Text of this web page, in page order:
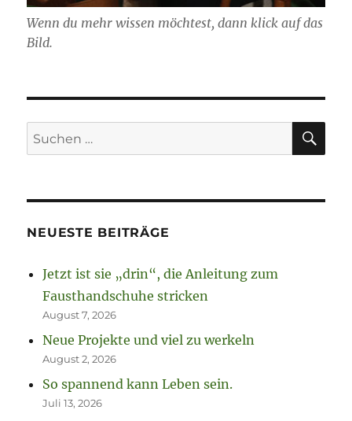
Wenn du mehr wissen möchtest, dann klick auf das
Bild.
Suchen
nach:
NEUESTE BEITRÄGE
Jetzt ist sie „drin“, die Anleitung zum
Fausthandschuhe stricken
August 7, 2026
Neue Projekte und viel zu werkeln
August 2, 2026
So spannend kann Leben sein.
Juli 13, 2026